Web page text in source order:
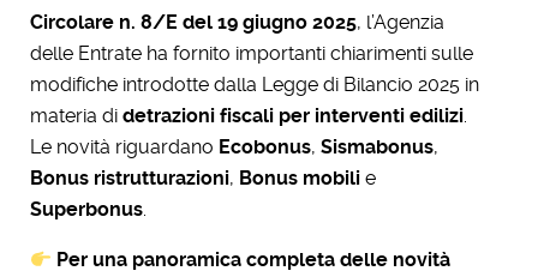
Circolare n. 8/E del 19 giugno 2025, l’Agenzia
delle Entrate ha fornito importanti chiarimenti sulle
modifiche introdotte dalla Legge di Bilancio 2025 in
materia di detrazioni fiscali per interventi edilizi.
Le novità riguardano Ecobonus, Sismabonus,
Bonus ristrutturazioni, Bonus mobili e
Superbonus.
Per una panoramica completa delle novità